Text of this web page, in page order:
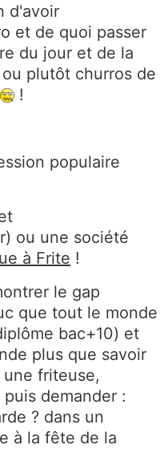
d'avoir
et de quoi passer
du jour et de la
plutôt churros de
!
populaire
ou une société
à Frite !
le gap
que tout le monde
bac+10) et
plus que savoir
friteuse,
demander :
? dans un
à la fête de la